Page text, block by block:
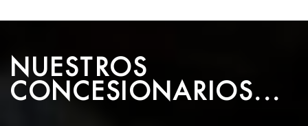
NUESTROS
CONCESIONARIOS...